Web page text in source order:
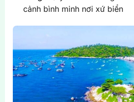
cảnh bình minh nơi xứ biển